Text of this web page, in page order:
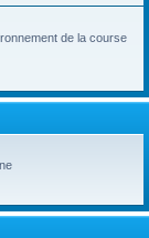
de la course